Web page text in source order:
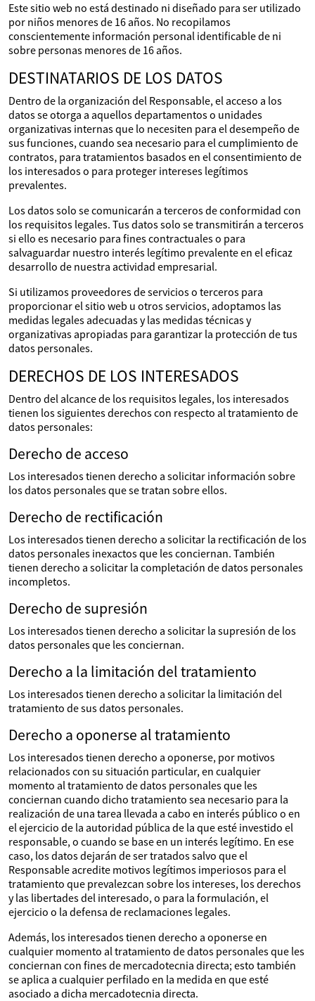
Este sitio web no está destinado ni diseñado para ser utilizado
por niños menores de 16 años. No recopilamos
conscientemente información personal identificable de ni
sobre personas menores de 16 años.
DESTINATARIOS DE LOS DATOS
Dentro de la organización del Responsable, el acceso a los
datos se otorga a aquellos departamentos o unidades
organizativas internas que lo necesiten para el desempeño de
sus funciones, cuando sea necesario para el cumplimiento de
contratos, para tratamientos basados en el consentimiento de
los interesados o para proteger intereses legítimos
prevalentes.
Los datos solo se comunicarán a terceros de conformidad con
los requisitos legales. Tus datos solo se transmitirán a terceros
si ello es necesario para fines contractuales o para
salvaguardar nuestro interés legítimo prevalente en el eficaz
desarrollo de nuestra actividad empresarial.
Si utilizamos proveedores de servicios o terceros para
proporcionar el sitio web u otros servicios, adoptamos las
medidas legales adecuadas y las medidas técnicas y
organizativas apropiadas para garantizar la protección de tus
datos personales.
DERECHOS DE LOS INTERESADOS
Dentro del alcance de los requisitos legales, los interesados
tienen los siguientes derechos con respecto al tratamiento de
datos personales:
Derecho de acceso
Los interesados tienen derecho a solicitar información sobre
los datos personales que se tratan sobre ellos.
Derecho de rectificación
Los interesados tienen derecho a solicitar la rectificación de los
datos personales inexactos que les conciernan. También
tienen derecho a solicitar la completación de datos personales
incompletos.
Derecho de supresión
Los interesados tienen derecho a solicitar la supresión de los
datos personales que les conciernan.
Derecho a la limitación del tratamiento
Los interesados tienen derecho a solicitar la limitación del
tratamiento de sus datos personales.
Derecho a oponerse al tratamiento
Los interesados tienen derecho a oponerse, por motivos
relacionados con su situación particular, en cualquier
momento al tratamiento de datos personales que les
conciernan cuando dicho tratamiento sea necesario para la
realización de una tarea llevada a cabo en interés público o en
el ejercicio de la autoridad pública de la que esté investido el
responsable, o cuando se base en un interés legítimo. En ese
caso, los datos dejarán de ser tratados salvo que el
Responsable acredite motivos legítimos imperiosos para el
tratamiento que prevalezcan sobre los intereses, los derechos
y las libertades del interesado, o para la formulación, el
ejercicio o la defensa de reclamaciones legales.
Además, los interesados tienen derecho a oponerse en
cualquier momento al tratamiento de datos personales que les
conciernan con fines de mercadotecnia directa; esto también
se aplica a cualquier perfilado en la medida en que esté
asociado a dicha mercadotecnia directa.